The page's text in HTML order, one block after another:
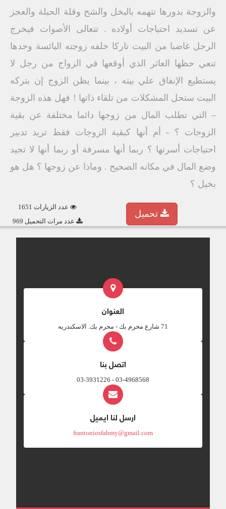
والزوجة بدورها تتهمه بالبخل والشح وقلة الحيلة والعجز
عن تسديد احتياجات أولاده . تتعالى الأصوات فيخرج
الرجل غاضبا من البيت تاركا خلفه زوجته البائسة وحدها
تنعي حظها العاثر الذي أوقعها في الزواج من رجل لا
يستطيع الإنفاق علي بيته ، بينما يظن الزوج إن بتركه
البيت ستحل المشكلات من تلقاء ذاتها ! فهل هذه الزوجة
– التي تطلب المال من زوجها دائما مختلفة عن بقية
الزوجات ؟ - أم أنها كبقية الزوجات فقط تريد تدبير
احتياجات أسرتها ؟ ربما أنها مسرفة أو ربما أنها لا تجيد
وضع المال في مكانه الصحيح . وماذا عن زوجها ؟ هل هو
بخيل ؟
عدد الزيارات 1651
عدد مرات التحميل 969
تحميل
العنوان
‎71 شارع محرم بك - محرم بك. الاسكندريه
اتصل بنا
03-4968568 - 03-3931226
ارسل لنا ايميل
frantoniosfahmy@gmail.com